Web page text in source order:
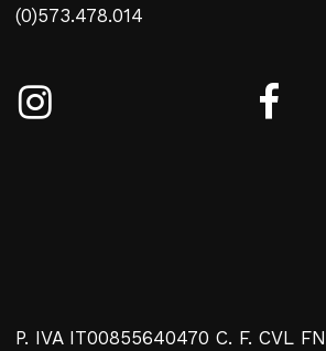
(0)573.478.014
P. IVA IT00855640470 C. F. CVL